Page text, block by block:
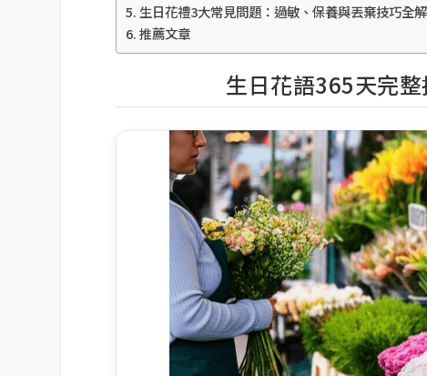
生日花禮3大常見問題：過敏、保養與丟棄技巧全
推薦文章
生日花語365天完